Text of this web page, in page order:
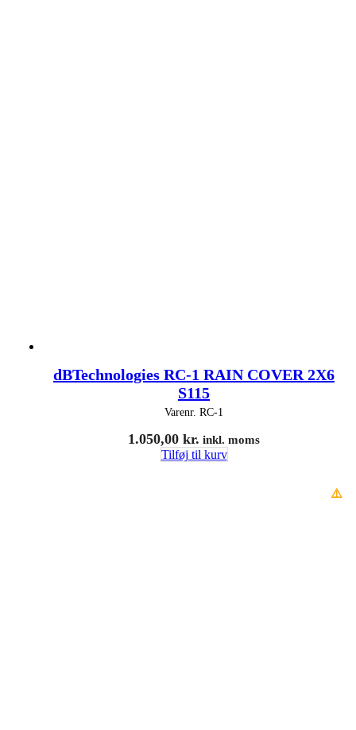
dBTechnologies RC-1 RAIN COVER 2X6
S115
Varenr. RC-1
1.050,00 kr. inkl. moms
Tilføj til kurv
⚠️